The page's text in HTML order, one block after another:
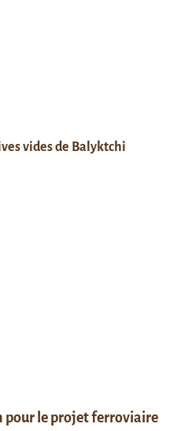
vides de Balyktchi
pour le projet ferroviaire